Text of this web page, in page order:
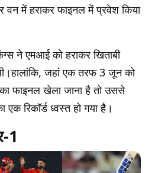
वन में हराकर फाइनल में प्रवेश किया
ने एमआई को हराकर खिताबी
जहां एक तरफ 3 जून को
फाइनल खेला जाना है तो उससे
एक रिकॉर्ड ध्वस्त हो गया है।
1